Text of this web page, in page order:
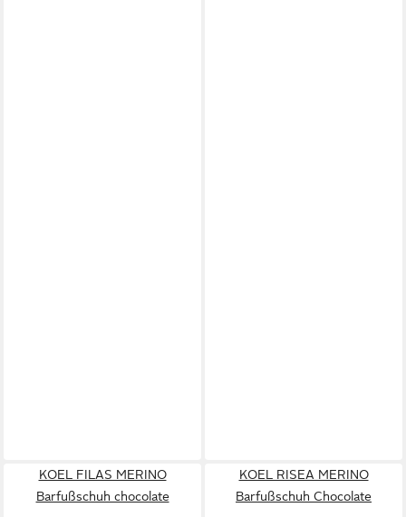
KOEL FILAS MERINO
Barfußschuh chocolate
KOEL RISEA MERINO
Barfußschuh Chocolate